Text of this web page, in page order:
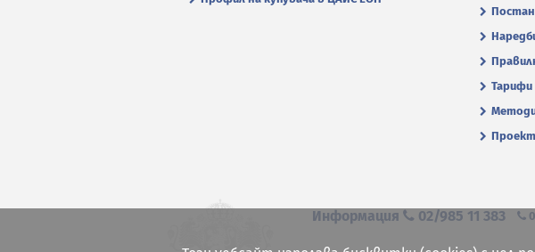
Тарифи
Информация 02/985 11 383